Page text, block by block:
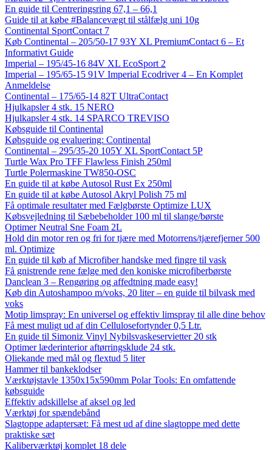
En guide til Centreringsring 67,1 – 66,1
Guide til at købe #Balancevægt til stålfælg uni 10g
Continental SportContact 7
Køb Continental – 205/50-17 93Y XL PremiumContact 6 – Et
Informativt Guide
Imperial – 195/45-16 84V XL EcoSport 2
Imperial – 195/65-15 91V Imperial Ecodriver 4 – En Komplet
Anmeldelse
Continental – 175/65-14 82T UltraContact
Hjulkapsler 4 stk. 15 NERO
Hjulkapsler 4 stk. 14 SPARCO TREVISO
Købsguide til Continental
Købsguide og evaluering: Continental
Continental – 295/35-20 105Y XL SportContact 5P
Turtle Wax Pro TFF Flawless Finish 250ml
Turtle Polermaskine TW850-OSC
En guide til at købe Autosol Rust Ex 250ml
En guide til at købe Autosol Akryl Polish 75 ml
Få optimale resultater med Fælgbørste Optimize LUX
Købsvejledning til Sæbebeholder 100 ml til slange/børste
Optimer Neutral Sne Foam 2L
Hold din motor ren og fri for tjære med Motorrens/tjærefjerner 500
ml. Optimize
En guide til køb af Microfiber handske med fingre til vask
Få gnistrende rene fælge med den koniske microfiberbørste
Danclean 3 – Rengøring og affedtning made easy!
Køb din Autoshampoo m/voks, 20 liter – en guide til bilvask med
voks
Motip limspray: En universel og effektiv limspray til alle dine behov
Få mest muligt ud af din Cellulosefortynder 0,5 Ltr.
En guide til Simoniz Vinyl Nybilsvaskeservietter 20 stk
Optimer læderinterior aftørringsklude 24 stk.
Oliekande med mål og flextud 5 liter
Hammer til bankeklodser
Værktøjstavle 1350x15x590mm Polar Tools: En omfattende
købsguide
Effektiv adskillelse af aksel og led
Værktøj for spændebånd
Slagtoppe adaptersæt: Få mest ud af dine slagtoppe med dette
praktiske sæt
Kaliberværktøj komplet 18 dele